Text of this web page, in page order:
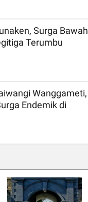
Surga Bawah
Terumbu
Wanggameti,
Endemik di